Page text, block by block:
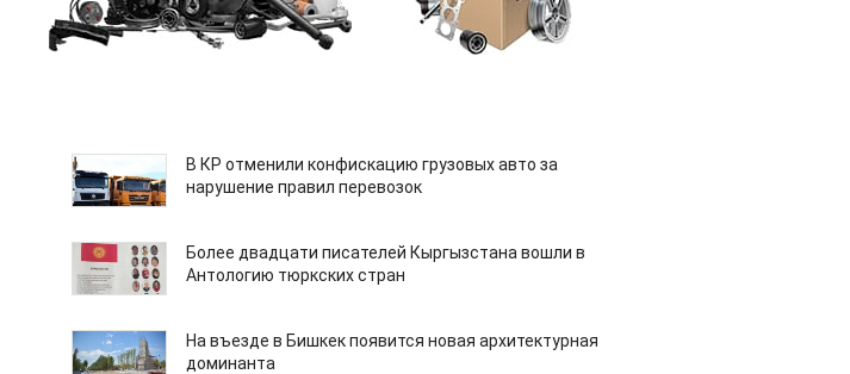
В КР отменили конфискацию грузовых авто за
нарушение правил перевозок
Более двадцати писателей Кыргызстана вошли в
Антологию тюркских стран
На въезде в Бишкек появится новая архитектурная
доминанта